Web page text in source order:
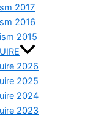
2017
2016
2015
2026
2025
2024
2023